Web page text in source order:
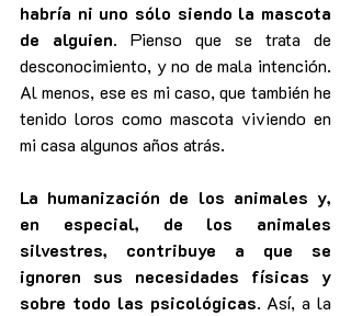
habría ni uno sólo siendo la mascota
de alguien. Pienso que se trata de
desconocimiento, y no de mala intención.
Al menos, ese es mi caso, que también he
tenido loros como mascota viviendo en
mi casa algunos años atrás.
La humanización de los animales y,
en especial, de los animales
silvestres, contribuye a que se
ignoren sus necesidades físicas y
sobre todo las psicológicas. Así, a la